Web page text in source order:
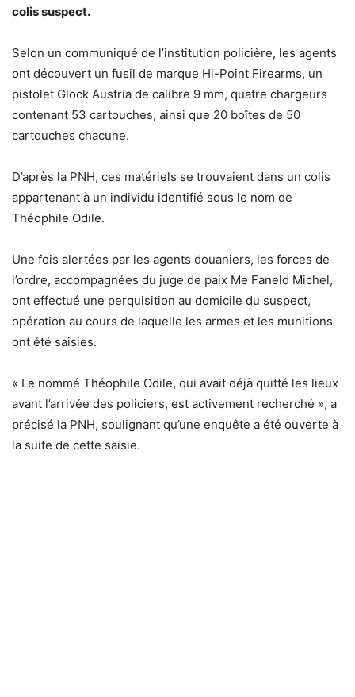
colis suspect.
Selon un communiqué de l’institution policière, les agents
ont découvert un fusil de marque Hi-Point Firearms, un
pistolet Glock Austria de calibre 9 mm, quatre chargeurs
contenant 53 cartouches, ainsi que 20 boîtes de 50
cartouches chacune.
D’après la PNH, ces matériels se trouvaient dans un colis
appartenant à un individu identifié sous le nom de
Théophile Odile.
Une fois alertées par les agents douaniers, les forces de
l’ordre, accompagnées du juge de paix Me Faneld Michel,
ont effectué une perquisition au domicile du suspect,
opération au cours de laquelle les armes et les munitions
ont été saisies.
« Le nommé Théophile Odile, qui avait déjà quitté les lieux
avant l’arrivée des policiers, est activement recherché », a
précisé la PNH, soulignant qu’une enquête a été ouverte à
la suite de cette saisie.